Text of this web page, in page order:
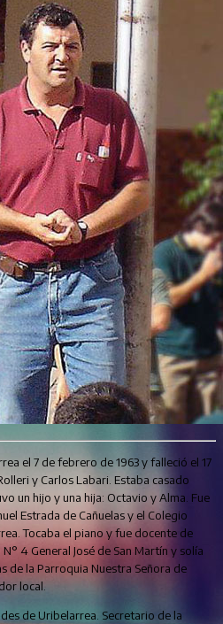
el 7 de febrero de 1963 y falleció el 17
y Carlos Labari. Estaba casado
un hijo y una hija: Octavio y Alma. Fue
Estrada de Cañuelas y el Colegio
Tocaba el piano y fue docente de
N° 4 General José de San Martín y solía
de la Parroquia Nuestra Señora de
local.
de Uribelarrea. Secretario de la